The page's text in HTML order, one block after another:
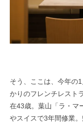
そう、ここは、今年の
かりのフレンチレスト
在43歳。葉山「ラ・マ
やスイスで3年間修業